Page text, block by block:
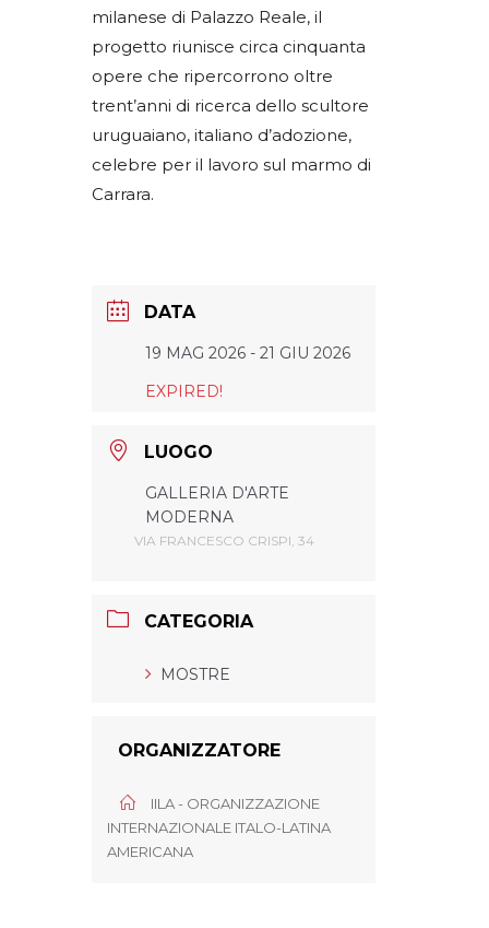
milanese di Palazzo Reale, il
progetto riunisce circa cinquanta
opere che ripercorrono oltre
trent’anni di ricerca dello scultore
uruguaiano, italiano d’adozione,
celebre per il lavoro sul marmo di
Carrara.
DATA
19 MAG 2026 - 21 GIU 2026
EXPIRED!
LUOGO
GALLERIA D'ARTE
MODERNA
VIA FRANCESCO CRISPI, 34
CATEGORIA
MOSTRE
ORGANIZZATORE
IILA - ORGANIZZAZIONE
INTERNAZIONALE ITALO-LATINA
AMERICANA